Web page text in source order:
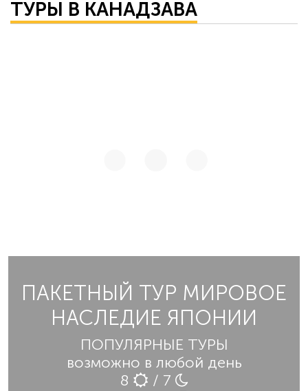
ТУРЫ В КАНАДЗАВА
ПАКЕТНЫЙ ТУР МИРОВОЕ
НАСЛЕДИЕ ЯПОНИИ
ПОПУЛЯРНЫЕ ТУРЫ
возможно в любой день
8
/ 7